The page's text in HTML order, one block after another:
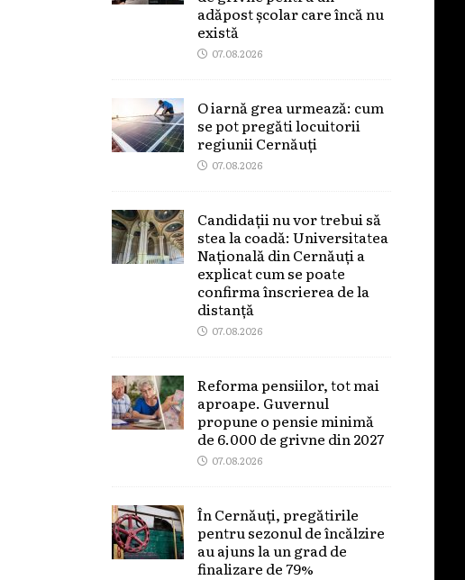
adăpost școlar care încă nu
există
07.08.2026
O iarnă grea urmează: cum
se pot pregăti locuitorii
regiunii Cernăuți
07.08.2026
Candidații nu vor trebui să
stea la coadă: Universitatea
Națională din Cernăuți a
explicat cum se poate
confirma înscrierea de la
distanță
07.08.2026
Reforma pensiilor, tot mai
aproape. Guvernul
propune o pensie minimă
de 6.000 de grivne din 2027
07.08.2026
În Cernăuți, pregătirile
pentru sezonul de încălzire
au ajuns la un grad de
finalizare de 79%